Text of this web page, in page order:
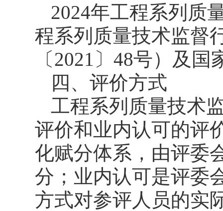
2024年工程系列质
程系列质量技术监督
〔2021〕48号）及
四、评价方式
工程系列质量技术
评价和业内认可的评
化赋分体系，由评委
分；业内认可是评委
方式对参评人员的实